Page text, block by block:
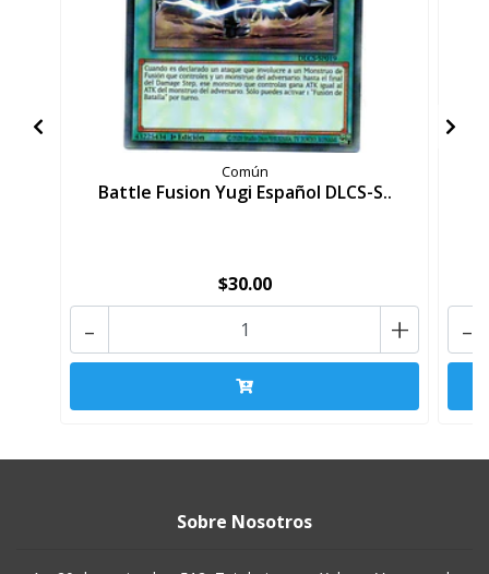
Común
Battle Fusion Yugi Español DLCS-S..
$30.00
+
- -
Sobre Nosotros